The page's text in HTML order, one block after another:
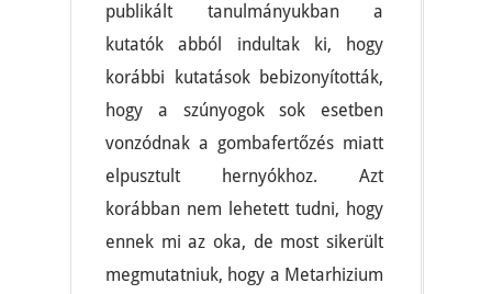
publikált tanulmányukban a
kutatók abból indultak ki, hogy
korábbi kutatások bebizonyították,
hogy a szúnyogok sok esetben
vonzódnak a gombafertőzés miatt
elpusztult hernyókhoz. Azt
korábban nem lehetett tudni, hogy
ennek mi az oka, de most sikerült
megmutatniuk, hogy a Metarhizium